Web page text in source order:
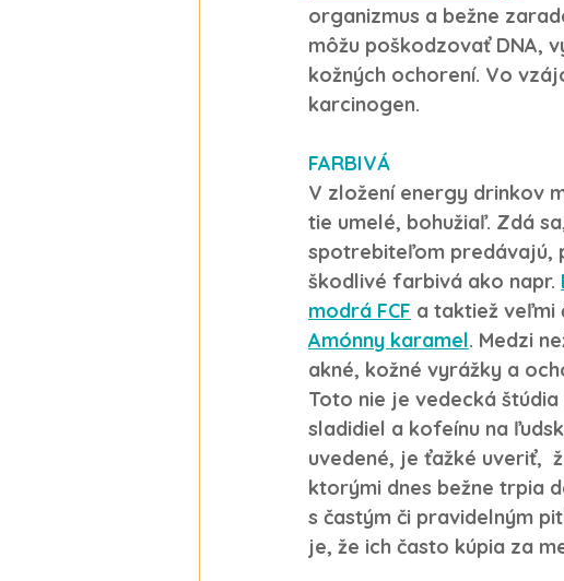
organizmus a bežne
môžu poškodzovať DNA,
kožných ochorení. Vo
karcinogen.
FARBIVÁ
V zložení energy drinkov
tie umelé, bohužiaľ. Zdá
spotrebiteľom predávajú,
škodlivé farbivá ako napr.
modrá FCF a taktiež veľmi
Amónny karamel. Medzi
akné, kožné vyrážky a
Toto nie je vedecká
sladidiel a kofeínu na
uvedené, je ťažké uveriť,
ktorými dnes bežne trpia
s častým či pravidelným
je, že ich často kúpia za